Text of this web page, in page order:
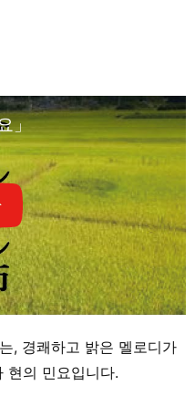
」
, 경쾌하고 밝은 멜로디가
현의 민요입니다.